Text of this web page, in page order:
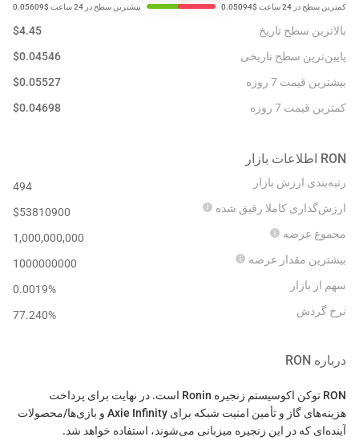
بالاترین سطح تاریخ $4.45
پایین‌ترین سطح تاریخی
$0.04546
بیشترین قیمت 7 روزه
$0.05527
کمترین قیمت 7 روزه
$0.04698
RON اطلاعات بازار
رتبه‌بندی ارزش بازار
494
ارزش‌گذاری کاملا رقیق شده
$53810900
مجموع عرضه
1,000,000,000
بیشترین مقدار عرضه
1000000000
سهم از بازار
0.0019%
نرخ گردش
77.240%
درباره RON
RON توکن اکوسیستم زنجیره Ronin است. در نهایت برای پرداخت
هزینه‌های گاز و تأمین امنیت شبکه برای Axie Infinity و بازی‌ها/محصولات